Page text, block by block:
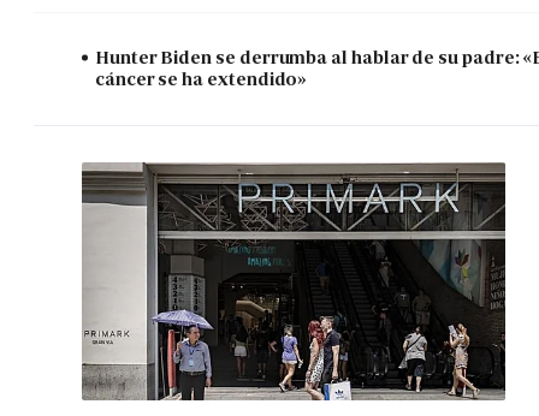
Hunter Biden se derrumba al hablar de su padre:
cáncer se ha extendido»